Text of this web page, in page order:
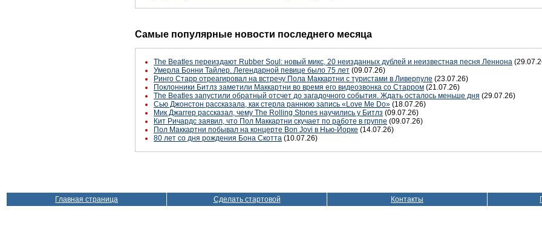
Самые популярные новости последнего месяца
The Beatles переиздают Rubber Soul: новый микс, 20 неизданных дублей и неизвестная песня Леннона
Умерла Бонни Тайлер. Легендарной певице было 75 лет (09.07.26)
Ринго Старр отреагировал на встречу Пола Маккартни с туристами в Ливерпуле (23.07.26)
Поклонники Битлз заметили Маккартни во время его видеозвонка со Старром (21.07.26)
The Beatles запустили обратный отсчет до загадочного события. Ждать осталось меньше дня (29.07.26)
Сью Джонстон рассказала, как стерла раннюю запись «Love Me Do» (18.07.26)
Мик Джаггер рассказал, чему The Rolling Stones научились у Битлз (09.07.26)
Кит Ричардс заявил, что Пол Маккартни скучает по работе в группе (09.07.26)
Пол Маккартни побывал на концерте Bon Jovi в Нью-Йорке (14.07.26)
80 лет со дня рождения Бона Скотта (10.07.26)
Главная страница Сделать стартовой Контакты